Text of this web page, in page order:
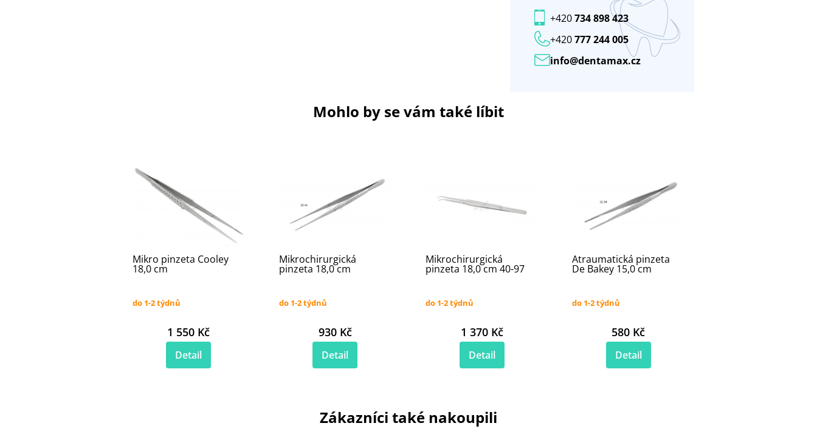
info@dentamax.cz
+420777 244 005
+420734 898 423
Mohlo by se vám také líbit
Mikro pinzeta Cooley
18,0 cm
do 1-2 týdnů
1 550 Kč
Detail
Mikrochirurgická
pinzeta 18,0 cm
do 1-2 týdnů
930 Kč
Detail
Mikrochirurgická
pinzeta 18,0 cm 40-97
do 1-2 týdnů
1 370 Kč
Detail
Atraumatická pinzeta
De Bakey 15,0 cm
do 1-2 týdnů
580 Kč
Detail
Zákazníci také nakoupili